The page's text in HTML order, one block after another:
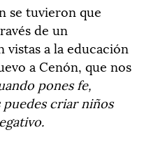
se tuvieron que
de un
a la educación
a Cenón, que nos
pones fe,
criar niños